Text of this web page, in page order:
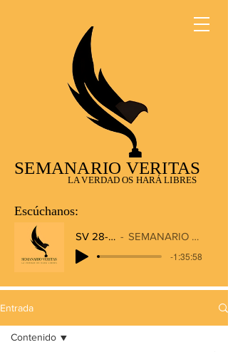
SEMANARIO VERITAS
LA VERDAD OS HARÁ LIBRES
Escúchanos:
SV 28-12-2025
SEMANARIO VERITAS RADIO
-1:35:58
Entrada
Contenido